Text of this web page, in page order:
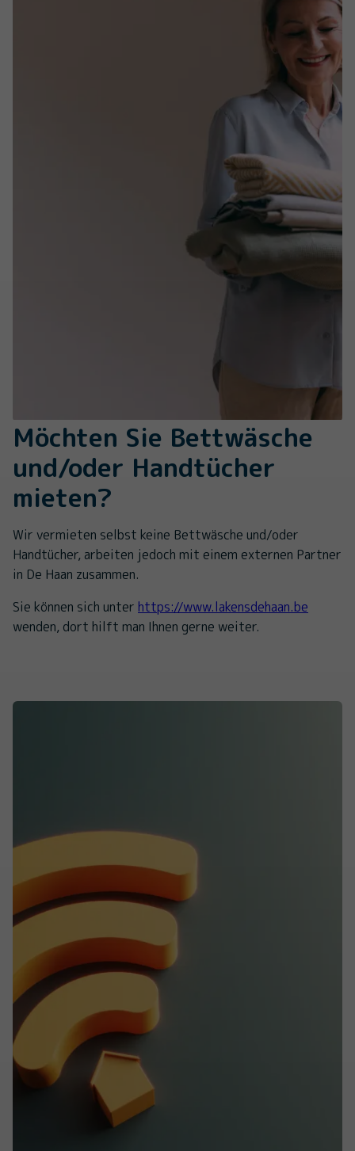
Möchten Sie Bettwäsche
und/oder Handtücher
mieten?
Wir vermieten selbst keine Bettwäsche und/oder
Handtücher, arbeiten jedoch mit einem externen Partner
in De Haan zusammen.
Sie können sich unter https://www.lakensdehaan.be
wenden, dort hilft man Ihnen gerne weiter.